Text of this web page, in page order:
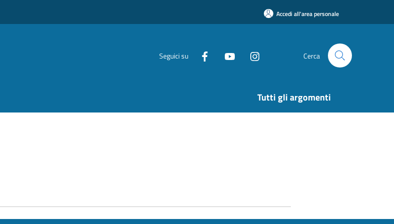
Accedi all'area personale
Seguici su Cerca
Tutti gli argomenti